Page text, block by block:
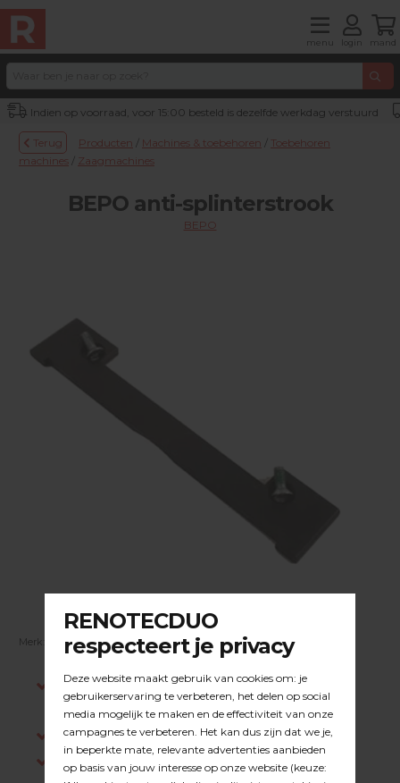
menu login mand
Indien op voorraad, voor 15:00 besteld is dezelfde werkdag verstuurd
Terug Producten / Machines & toebehoren / Toebehoren
machines / Zaagmachines
BEPO anti-splinterstrook
BEPO
Merk: BEPO| Artikelnummer:23.39.012
Indien op voorraad, voor 15:00 besteld is
dezelfde werkdag verstuurd.
Gratis verzending in NL vanaf €200,-
Log in om prijzen te zien.